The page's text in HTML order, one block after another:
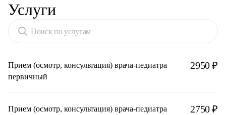
Услуги
Поиск по услугам
Прием (осмотр, консультация) врача-педиатра
первичный
2950 ₽
Прием (осмотр, консультация) врача-педиатра
2750 ₽